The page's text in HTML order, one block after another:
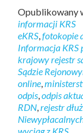
Opublikowany
informacji KRS
eKRS,fotokopie
Informacja KRS
krajowy rejestr
Sądzie
online,
odpis,odpis
RDN,rejestr